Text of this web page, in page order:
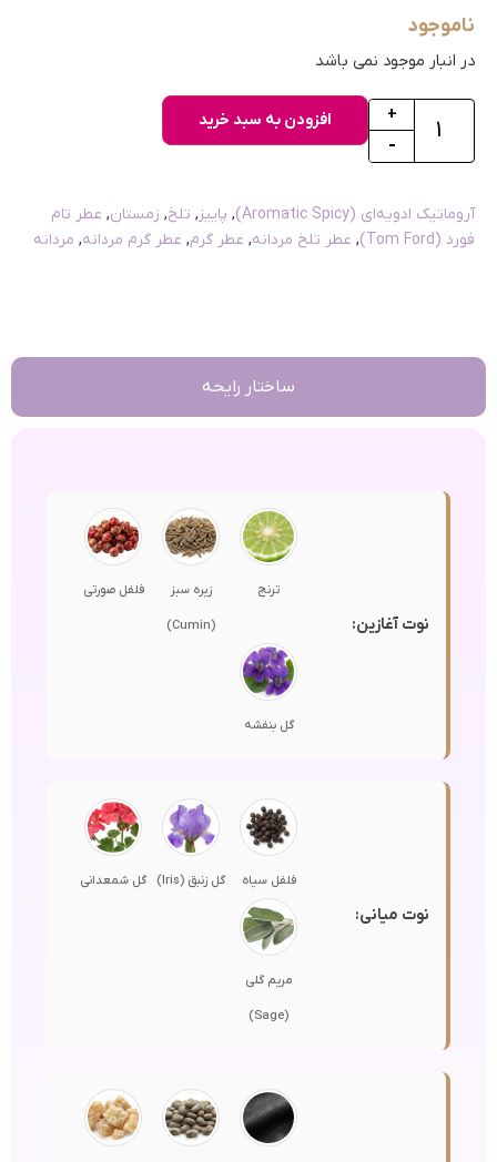
ناموجود
در انبار موجود نمی باشد
-
+ افزودن به سبد خرید
آروماتیک ادویه‌ای (Aromatic Spicy) , پاییز, تلخ, زمستان, عطر تام
فورد (Tom Ford)
, عطر تلخ مردانه, عطر گرم, عطر گرم مردانه, مردانه
ساختار رایحه
نوت آغازین:
ترنج زیره سبز
(Cumin)
فلفل صورتی
گل بنفشه
نوت میانی:
فلفل سیاه گل زنبق (Iris) گل شمعدانی
مریم گلی
(Sage)